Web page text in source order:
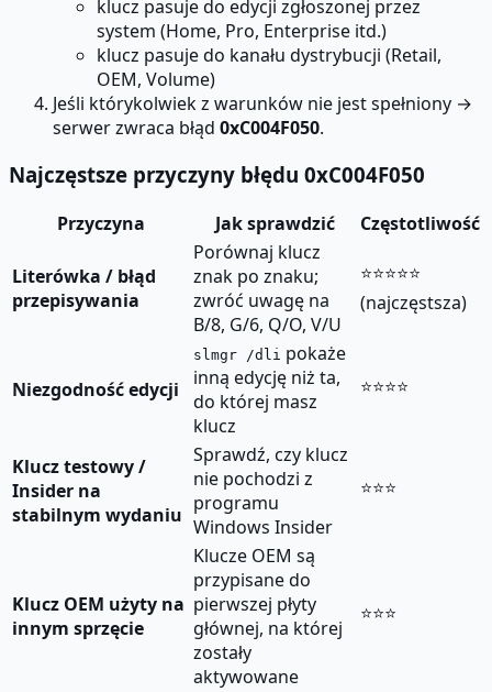
klucz pasuje do edycji zgłoszonej przez
system (Home, Pro, Enterprise itd.)
klucz pasuje do kanału dystrybucji (Retail,
OEM, Volume)
Jeśli którykolwiek z warunków nie jest spełniony →
serwer zwraca błąd 0xC004F050.
Najczęstsze przyczyny błędu 0xC004F050
Przyczyna Jak sprawdzić Częstotliwość
Literówka / błąd
przepisywania
Porównaj klucz
znak po znaku;
zwróć uwagę na
B/8, G/6, Q/O, V/U
⭐⭐⭐⭐⭐
(najczęstsza)
Niezgodność edycji
slmgr /dli pokaże
inną edycję niż ta,
do której masz
klucz
⭐⭐⭐⭐
Klucz testowy /
Insider na
stabilnym wydaniu
Sprawdź, czy klucz
nie pochodzi z
programu
Windows Insider
⭐⭐⭐
Klucz OEM użyty na
innym sprzęcie
Klucze OEM są
przypisane do
pierwszej płyty
głównej, na której
zostały
aktywowane
⭐⭐⭐